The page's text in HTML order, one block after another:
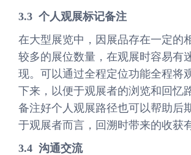
3.3 个人观展标记备注
在大型展览中，因展品存在一定的
较多的展位数量，在观展时容易有
现。可以通过全程定位功能全程将
下来，以便于观展者的浏览和回忆
备注好个人观展路径也可以帮助后
于观展者而言，回溯时带来的收获
3.4 沟通交流